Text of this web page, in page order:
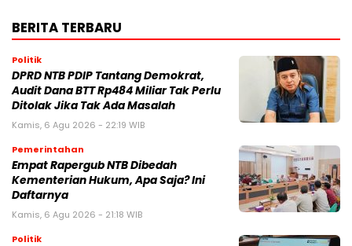
BERITA TERBARU
Politik
DPRD NTB PDIP Tantang Demokrat,
Audit Dana BTT Rp484 Miliar Tak Perlu
Ditolak Jika Tak Ada Masalah
Kamis, 6 Agu 2026 - 22:19 WIB
Pemerintahan
Empat Rapergub NTB Dibedah
Kementerian Hukum, Apa Saja? Ini
Daftarnya
Kamis, 6 Agu 2026 - 21:18 WIB
Politik